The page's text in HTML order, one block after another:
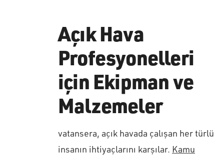
Açık Hava
Profesyonelleri
için Ekipman ve
Malzemeler
vatansera, açık havada çalışan her türlü
insanın ihtiyaçlarını karşılar. Kamu